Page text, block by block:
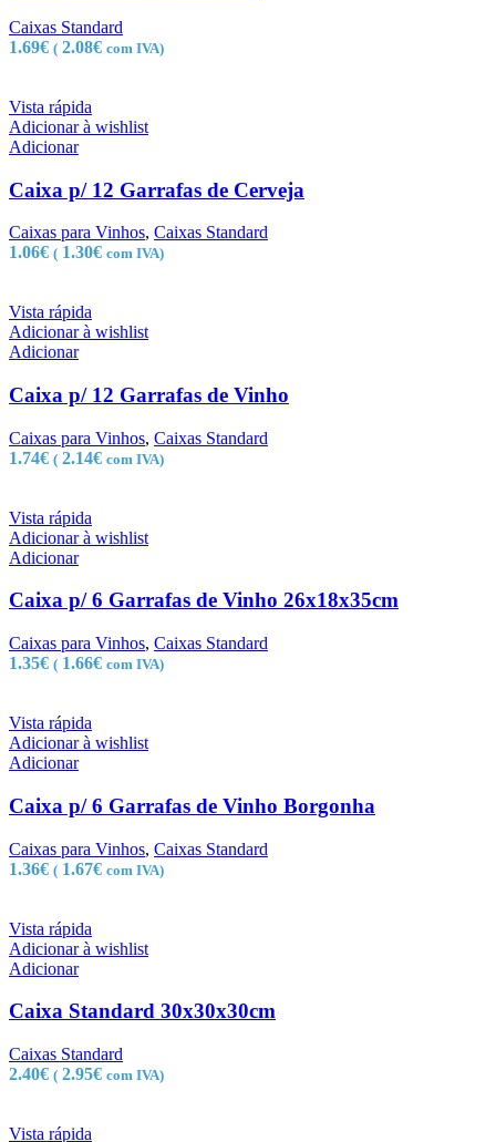
Caixas Standard
1.69€ ( 2.08€ com IVA)
Vista rápida
Adicionar à wishlist
Adicionar
Caixa p/ 12 Garrafas de Cerveja
Caixas para Vinhos, Caixas Standard
1.06€ ( 1.30€ com IVA)
Vista rápida
Adicionar à wishlist
Adicionar
Caixa p/ 12 Garrafas de Vinho
Caixas para Vinhos, Caixas Standard
1.74€ ( 2.14€ com IVA)
Vista rápida
Adicionar à wishlist
Adicionar
Caixa p/ 6 Garrafas de Vinho 26x18x35cm
Caixas para Vinhos, Caixas Standard
1.35€ ( 1.66€ com IVA)
Vista rápida
Adicionar à wishlist
Adicionar
Caixa p/ 6 Garrafas de Vinho Borgonha
Caixas para Vinhos, Caixas Standard
1.36€ ( 1.67€ com IVA)
Vista rápida
Adicionar à wishlist
Adicionar
Caixa Standard 30x30x30cm
Caixas Standard
2.40€ ( 2.95€ com IVA)
Vista rápida